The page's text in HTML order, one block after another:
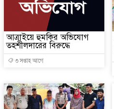
আত্রাইয়ে হুমকির অভিযোগ
তহশীলদারের বিরুদ্ধে
৩ সপ্তাহ আগে